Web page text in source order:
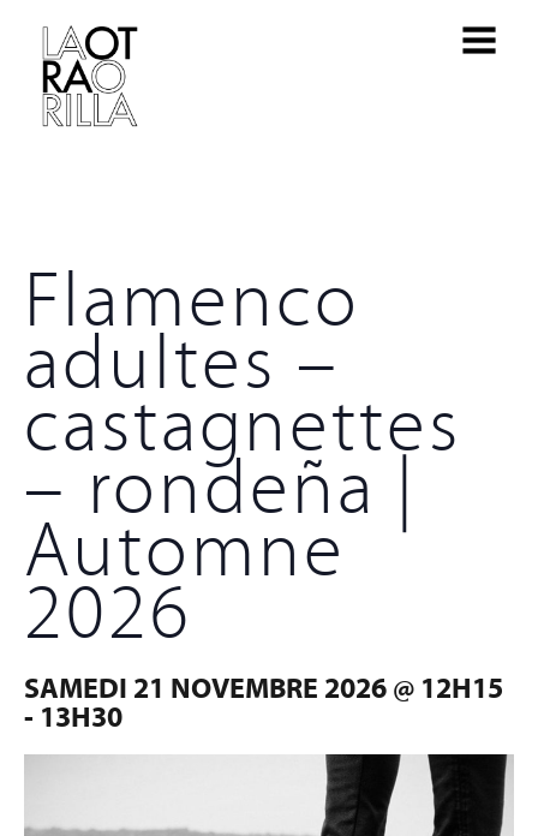
Flamenco
adultes –
castagnettes
– rondeña |
Automne
2026
SAMEDI 21 NOVEMBRE 2026 @ 12H15
- 13H30